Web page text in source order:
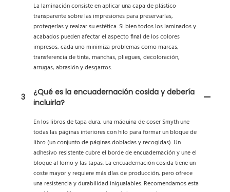
La laminación consiste en aplicar una capa de plástico
transparente sobre las impresiones para preservarlas,
protegerlas y realzar su estética. Si bien todos los laminados y
acabados pueden afectar el aspecto final de los colores
impresos, cada uno minimiza problemas como marcas,
transferencia de tinta, manchas, pliegues, decoloración,
arrugas, abrasión y desgarros.
3
¿Qué es la encuadernación cosida y debería
incluirla?
En los libros de tapa dura, una máquina de coser Smyth une
todas las páginas interiores con hilo para formar un bloque de
libro (un conjunto de páginas dobladas y recogidas). Un
adhesivo resistente cubre el borde de encuadernación y une el
bloque al lomo y las tapas. La encuadernación cosida tiene un
coste mayor y requiere más días de producción, pero ofrece
una resistencia y durabilidad inigualables. Recomendamos esta